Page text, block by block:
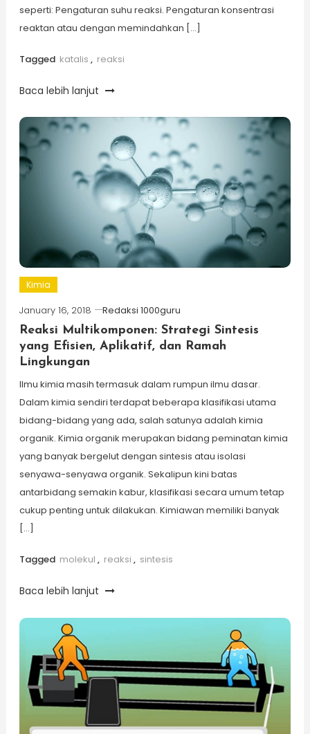
seperti: Pengaturan suhu reaksi. Pengaturan konsentrasi
reaktan atau dengan memindahkan […]
Tagged katalis , reaksi
Baca lebih lanjut
Kimia
January 16, 2018
Redaksi 1000guru
Reaksi Multikomponen: Strategi Sintesis
yang Efisien, Aplikatif, dan Ramah
Lingkungan
Ilmu kimia masih termasuk dalam rumpun ilmu dasar.
Dalam kimia sendiri terdapat beberapa klasifikasi utama
bidang-bidang yang ada, salah satunya adalah kimia
organik. Kimia organik merupakan bidang peminatan kimia
yang banyak bergelut dengan sintesis atau isolasi
senyawa-senyawa organik. Sekalipun kini batas
antarbidang semakin kabur, klasifikasi secara umum tetap
cukup penting untuk dilakukan. Kimiawan memiliki banyak
[…]
Tagged molekul , reaksi , sintesis
Baca lebih lanjut